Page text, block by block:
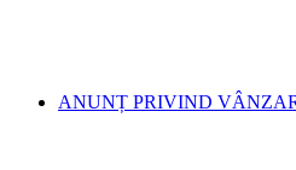
ANUNȚ PRIVIND